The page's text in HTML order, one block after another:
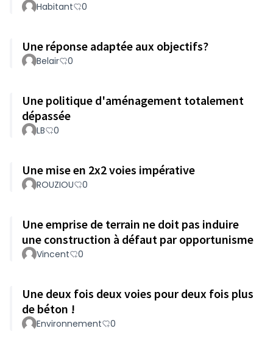
Habitant 0
Une réponse adaptée aux objectifs?
Belair 0
Une politique d'aménagement totalement
dépassée
LB 0
Une mise en 2x2 voies impérative
ROUZIOU 0
Une emprise de terrain ne doit pas induire
une construction à défaut par opportunisme
Vincent 0
Une deux fois deux voies pour deux fois plus
de béton !
Environnement 0